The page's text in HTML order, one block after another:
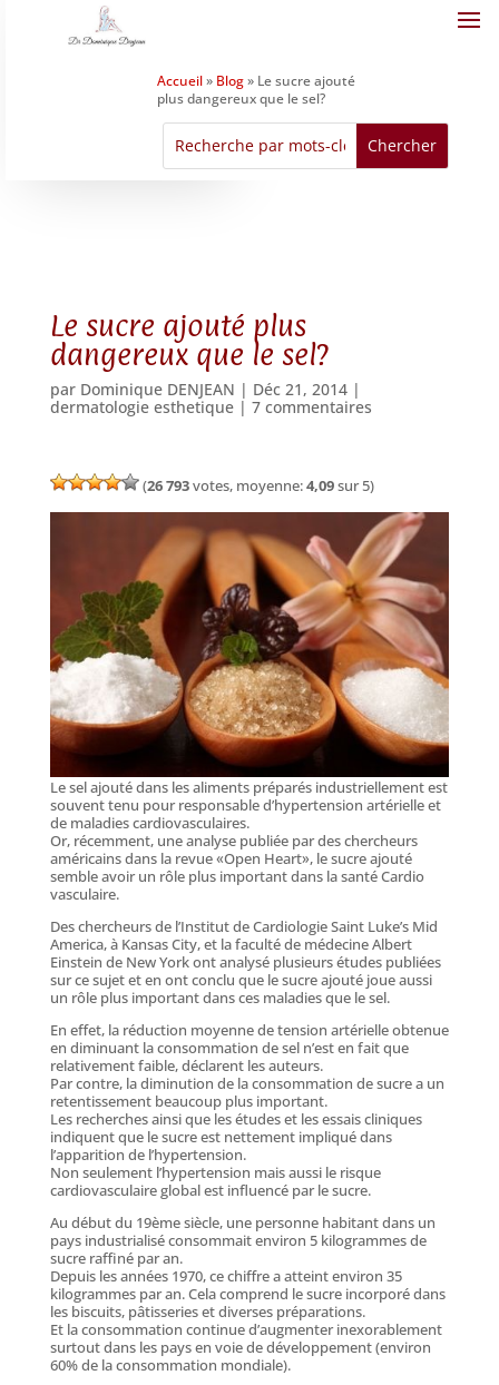
Accueil» Blog» Le sucre ajouté
plus dangereux que le sel?
Le sucre ajouté plus
dangereux que le sel?
par Dominique DENJEAN | Déc 21, 2014|
dermatologie esthetique| 7 commentaires
(26 793votes, moyenne:4,09sur 5)
Le sel ajouté dans les aliments préparés industriellement est
souvent tenu pour responsable d’hypertension artérielle et
de maladies cardiovasculaires.
Or, récemment, une analyse publiée par des chercheurs
américains dans la revue «Open Heart», le sucre ajouté
semble avoir un rôle plus important dans la santé Cardio
vasculaire.
Des chercheurs de l’Institut de Cardiologie Saint Luke’s Mid
America, à Kansas City, et la faculté de médecine Albert
Einstein de New York ont analysé plusieurs études publiées
sur ce sujet et en ont conclu que le sucre ajouté joue aussi
un rôle plus important dans ces maladies que le sel.
En effet, la réduction moyenne de tension artérielle obtenue
en diminuant la consommation de sel n’est en fait que
relativement faible, déclarent les auteurs.
Par contre, la diminution de la consommation de sucre a un
retentissement beaucoup plus important.
Les recherches ainsi que les études et les essais cliniques
indiquent que le sucre est nettement impliqué dans
l’apparition de l’hypertension.
Non seulement l’hypertension mais aussi le risque
cardiovasculaire global est influencé par le sucre.
Au début du 19ème siècle, une personne habitant dans un
pays industrialisé consommait environ 5 kilogrammes de
sucre raffiné par an.
Depuis les années 1970, ce chiffre a atteint environ 35
kilogrammes par an. Cela comprend le sucre incorporé dans
les biscuits, pâtisseries et diverses préparations.
Et la consommation continue d’augmenter inexorablement
surtout dans les pays en voie de développement (environ
60% de la consommation mondiale).